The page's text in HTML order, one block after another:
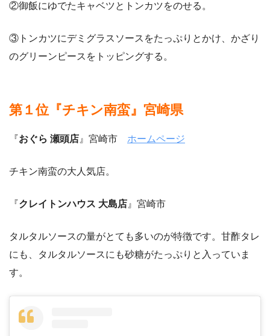
②御飯にゆでたキャベツとトンカツをのせる。
③トンカツにデミグラスソースをたっぷりとかけ、かざり
のグリーンピースをトッピングする。
第１位『チキン南蛮』宮崎県
『おぐら 瀬頭店 』宮崎市 ホームページ
チキン南蛮の大人気店。
『クレイトンハウス 大島店 』宮崎市
タルタルソースの量がとても多いのが特徴です。甘酢タレ
にも、タルタルソースにも砂糖がたっぷりと入っていま
す。